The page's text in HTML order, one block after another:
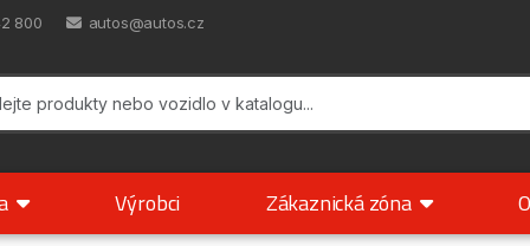
800 autos@autos.cz
Výrobci Zákaznická zóna